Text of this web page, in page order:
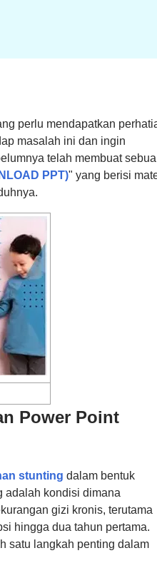
perlu mendapatkan
masalah ini dan ingin
telah membuat
PPT)" yang berisi
Power Point
stunting dalam bentuk
adalah kondisi dimana
gizi kronis, terutama
hingga dua tahun pertama.
satu langkah penting dalam